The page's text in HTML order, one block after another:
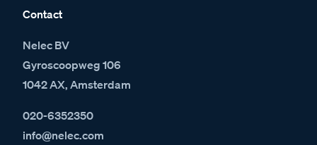
Contact
Nelec BV
Gyroscoopweg 106
1042 AX, Amsterdam
020-6352350
info@nelec.com